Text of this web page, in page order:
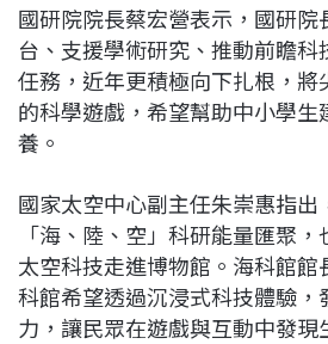
國研院院長蔡宏營表示，國研院
台、支援學術研究、推動前瞻
任務，近年更積極向下扎根，
的科學遊戲，希望幫助中小學生
養。
國家太空中心副主任朱崇惠指
「海、陸、空」科研能量匯聚
太空科技走進博物館。海科館
科館希望透過沉浸式科技體驗，
力，讓民眾在遊戲與互動中發現